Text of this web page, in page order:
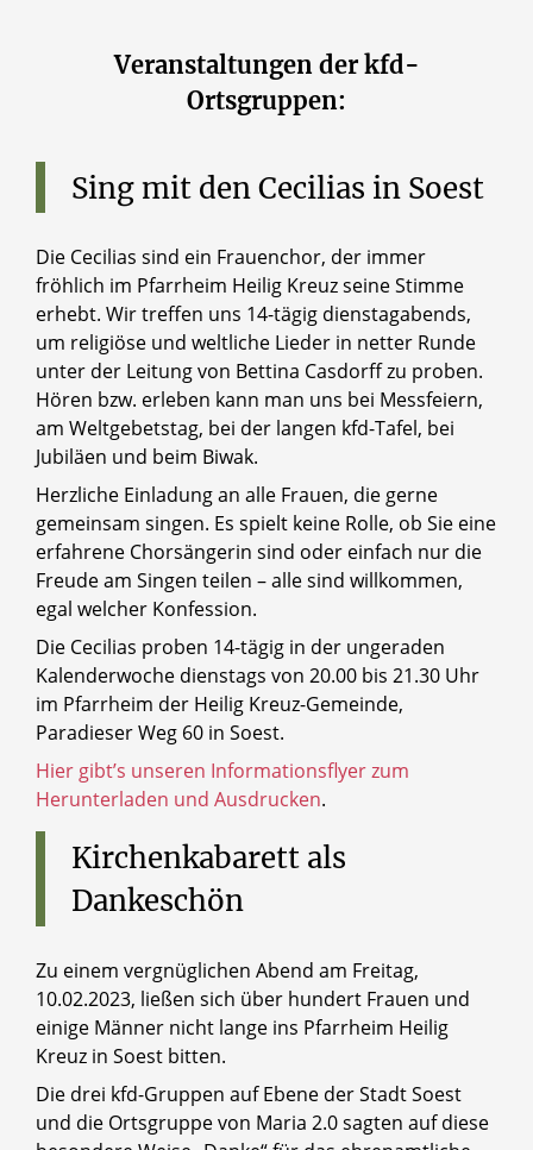
Veranstaltungen der kfd-
Ortsgruppen:
Singmit denCecilias in Soest
Die Cecilias sind ein Frauenchor, der immer
fröhlich im Pfarrheim Heilig Kreuz seine Stimme
erhebt. Wir treffen uns 14-tägig dienstagabends,
um religiöse und weltliche Lieder in netter Runde
unter der Leitung von Bettina Casdorff zu proben.
Hören bzw. erleben kann man uns bei Messfeiern,
am Weltgebetstag, bei der langen kfd-Tafel, bei
Jubiläen und beim Biwak.
Herzliche Einladung an alle Frauen, die gerne
gemeinsam singen. Es spielt keine Rolle, ob Sie eine
erfahrene Chorsängerin sind oder einfach nur die
Freude am Singen teilen – alle sind willkommen,
egal welcher Konfession.
Die Cecilias proben 14-tägig in der ungeraden
Kalenderwoche dienstags von 20.00 bis 21.30 Uhr
im Pfarrheim der Heilig Kreuz-Gemeinde,
Paradieser Weg 60 in Soest.
Hier gibt’s unseren Informationsflyer zum
Herunterladen und Ausdrucken.
Kirchenkabarett als
Dankeschön
Zu einem vergnüglichen Abend am Freitag,
10.02.2023, ließen sich über hundert Frauen und
einige Männer nicht lange ins Pfarrheim Heilig
Kreuz in Soest bitten.
Die drei kfd-Gruppen auf Ebene der Stadt Soest
und die Ortsgruppe von Maria 2.0 sagten auf diese